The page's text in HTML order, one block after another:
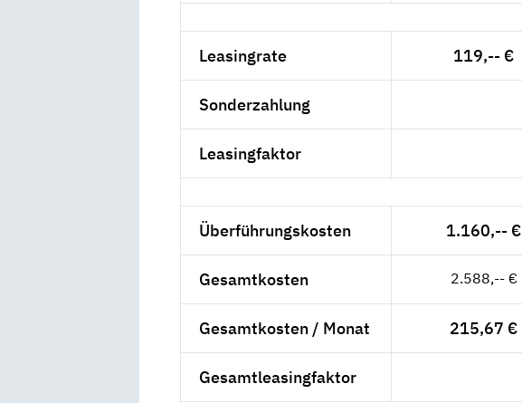
Leasingrate 119,-- €
Sonderzahlung
Leasingfaktor
Überführungskosten 1.160,-- €
Gesamtkosten 2.588,-- €
Gesamtkosten / Monat 215,67 €
Gesamtleasingfaktor